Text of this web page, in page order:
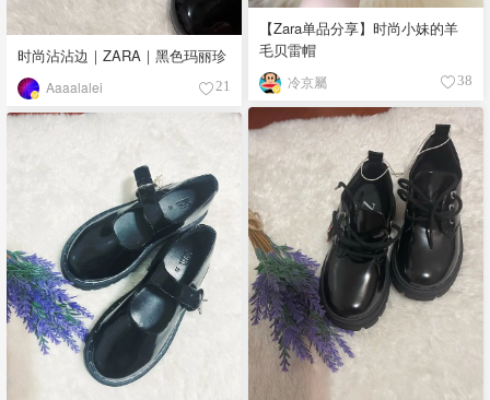
【Zara单品分享】时尚小妹的羊
毛贝雷帽
冷京屬 38
时尚沾沾边｜ZARA｜黑色玛丽珍
Aaaalalei 21